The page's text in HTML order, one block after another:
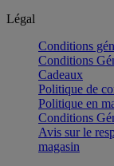
Légal
Conditions
Conditions
Cadeaux
Politique de
Politique en
Conditions
Avis sur le
magasin